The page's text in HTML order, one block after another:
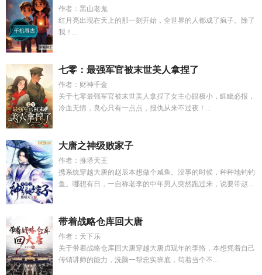
作者：黑山老鬼
红月亮出现在天上的那一刻开始，全世界的人都成了疯子。除了
我！...
七零：最强军官被末世美人拿捏了
作者：财神千金
关于七零最强军官被末世美人拿捏了女主心眼极小，睚眦必报，
冷血无情，良心只有一点点，报仇从来不过夜！...
大唐之神级败家子
作者：推塔天王
携系统穿越大唐的赵辰本想做个咸鱼。没事的时候，种种地钓钓
鱼。哪想有日，一自称老李的中年男人突然跑过来，说要带赵...
带着战略仓库回大唐
作者：天下乐
关于带着战略仓库回大唐穿越大唐贞观年的李恪，本想凭着自己
传销讲师的能力，洗脑一帮忠实班底，苟着当个不...